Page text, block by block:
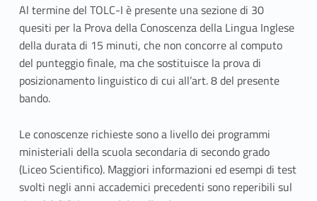
Al termine del TOLC-I è presente una sezione di 30
quesiti per la Prova della Conoscenza della Lingua Inglese
della durata di 15 minuti, che non concorre al computo
del punteggio finale, ma che sostituisce la prova di
posizionamento linguistico di cui all’art. 8 del presente
bando.
Le conoscenze richieste sono a livello dei programmi
ministeriali della scuola secondaria di secondo grado
(Liceo Scientifico). Maggiori informazioni ed esempi di test
svolti negli anni accademici precedenti sono reperibili sul